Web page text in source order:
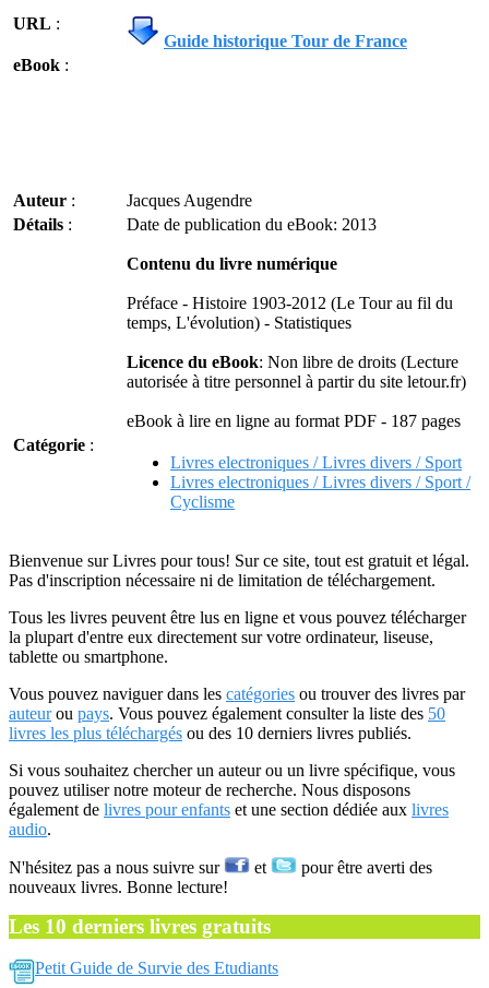
URL :
Guide historique Tour de France
eBook :
Auteur :
Jacques Augendre
Détails : Date de publication du eBook: 2013
Contenu du livre numérique
Préface - Histoire 1903-2012 (Le Tour au fil du
temps, L'évolution) - Statistiques
Licence du eBook: Non libre de droits (Lecture
autorisée à titre personnel à partir du site letour.fr)
eBook à lire en ligne au format PDF - 187 pages
Catégorie :
Livres electroniques / Livres divers / Sport
Livres electroniques / Livres divers / Sport /
Cyclisme
Bienvenue sur Livres pour tous! Sur ce site, tout est gratuit et légal.
Pas d'inscription nécessaire ni de limitation de téléchargement.
Tous les livres peuvent être lus en ligne et vous pouvez télécharger
la plupart d'entre eux directement sur votre ordinateur, liseuse,
tablette ou smartphone.
Vous pouvez naviguer dans les catégories ou trouver des livres par
auteurou pays. Vous pouvez également consulter la liste des 50
livres les plus téléchargés ou des 10 derniers livres publiés.
Si vous souhaitez chercher un auteur ou un livre spécifique, vous
pouvez utiliser notre moteur de recherche. Nous disposons
également de livres pour enfants et une section dédiée aux livres
audio.
N'hésitez pas a nous suivre sur et
pour être averti des
nouveaux livres. Bonne lecture!
Les 10 derniers livres gratuits
Petit Guide de Survie des Etudiants